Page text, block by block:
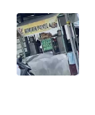
PEDOMAN
MEDIA
SIBER